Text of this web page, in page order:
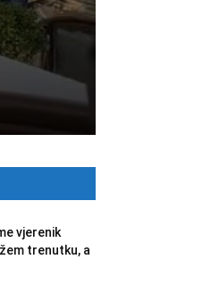
vjerenik
trenutku, a